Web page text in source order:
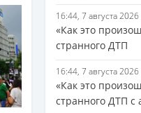
16:44, 7 августа 2026
«Как это
странного ДТП
16:44, 7 августа 2026
«Как это
странного ДТП с